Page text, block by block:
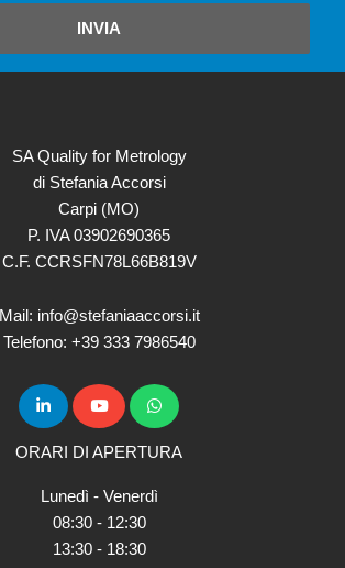
INVIA
SA Quality for Metrology
di Stefania Accorsi
Carpi (MO)
P. IVA 03902690365
C.F. CCRSFN78L66B819V
Mail: info@stefaniaaccorsi.it
Telefono: +39 333 7986540
ORARI DI APERTURA
Lunedì - Venerdì
08:30 - 12:30
13:30 - 18:30